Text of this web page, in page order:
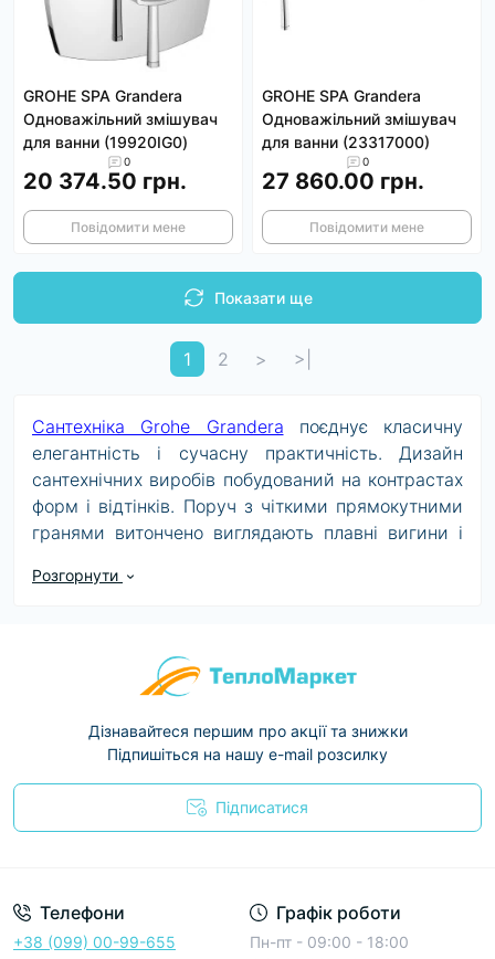
GROHE SPA Grandera
Одноважільний змішувач
для ванни (19920IG0)
0
20 374.50 грн.
Повідомити мене
GROHE SPA Grandera
Одноважільний змішувач
для ванни (23317000)
0
27 860.00 грн.
Повідомити мене
Показати ще
1 2 > >|
Сантехніка Grohe Grandera поєднує класичну
елегантність і сучасну практичність. Дизайн
сантехнічних виробів побудований на контрастах
форм і відтінків. Поруч з чіткими прямокутними
гранями витончено виглядають плавні вигини і
доповнені вставками золотих відтінків.
Головні особливості лінійки Grandera
Для сантехніки німецького бренду
використовується спеціальне покриття StarLight.
Воно не тільки надає хромованим поверхням
ефект сяйва, але і володіє хорошими захисними
властивостями. На металевих поверхнях не
Типи сантехнічних виробів серії Grandera
Розгорнути
Дізнавайтеся першим про акції та знижки
Підпишіться на нашу e-mail розсилку
Підписатися
Телефони
+38 (099) 00-99-655
Графік роботи
Пн-пт - 09:00 - 18:00